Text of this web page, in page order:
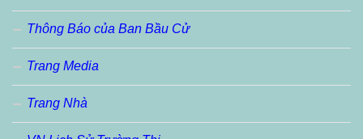
Thông Báo của Ban Bầu Cử
Trang Media
Trang Nhà